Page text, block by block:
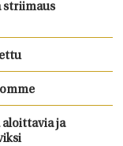
striimaus
aloittavia ja